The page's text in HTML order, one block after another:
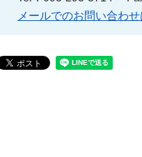
メールでのお問い合わ